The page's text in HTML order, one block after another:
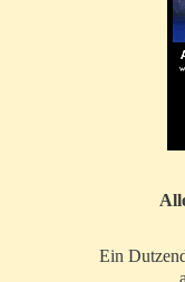
Ein